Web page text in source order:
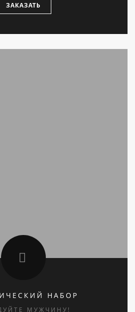
ЗАКАЗАТЬ
НАБОР
МУЖЧИНУ!